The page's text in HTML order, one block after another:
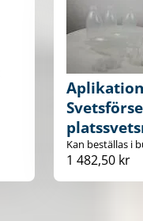
Kan beställas i
1 482,50 kr